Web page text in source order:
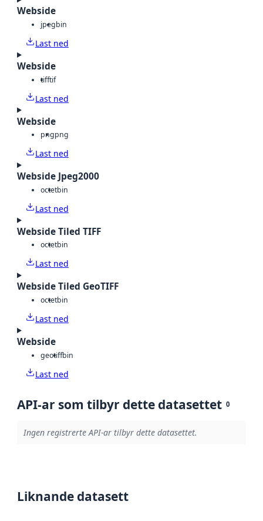
Webside
jpegbin
Last ned
Webside
tifftif
Last ned
Webside
pngpng
Last ned
Webside Jpeg2000
octetbin
Last ned
Webside Tiled TIFF
octetbin
Last ned
Webside Tiled GeoTIFF
octetbin
Last ned
Webside
geotiffbin
Last ned
API-ar som tilbyr dette datasettet 0
Ingen registrerte API-ar tilbyr dette datasettet.
Liknande datasett